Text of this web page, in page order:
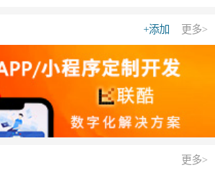
更多>
+添加
更多>